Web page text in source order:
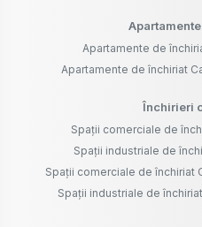
Apartamente de
Apartamente de închiriat
Închirieri
Spații comerciale de
Spații industriale de
Spații comerciale de închiriat
Spații industriale de